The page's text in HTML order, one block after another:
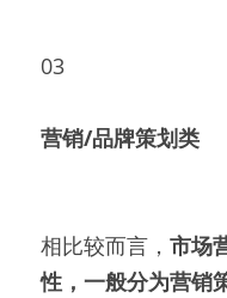
03
营销/品牌策划类
相比较而言， 市场
性，一般分为营